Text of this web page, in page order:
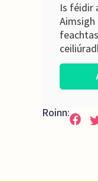
Is féidir
Aimsigh
Roinn: